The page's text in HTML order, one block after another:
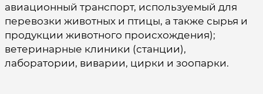
авиационный транспорт, используемый для
перевозки животных и птицы, а также сырья и
продукции животного происхождения);
ветеринарные клиники (станции),
лаборатории, виварии, цирки и зоопарки.